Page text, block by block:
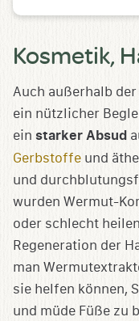
Kosmetik,
Auch außerhalb
ein nützlicher
ein starker Absud
Gerbstoffe und
und
wurden Wermut-
oder schlecht
Regeneration der
man
sie helfen können,
und müde Füße zu